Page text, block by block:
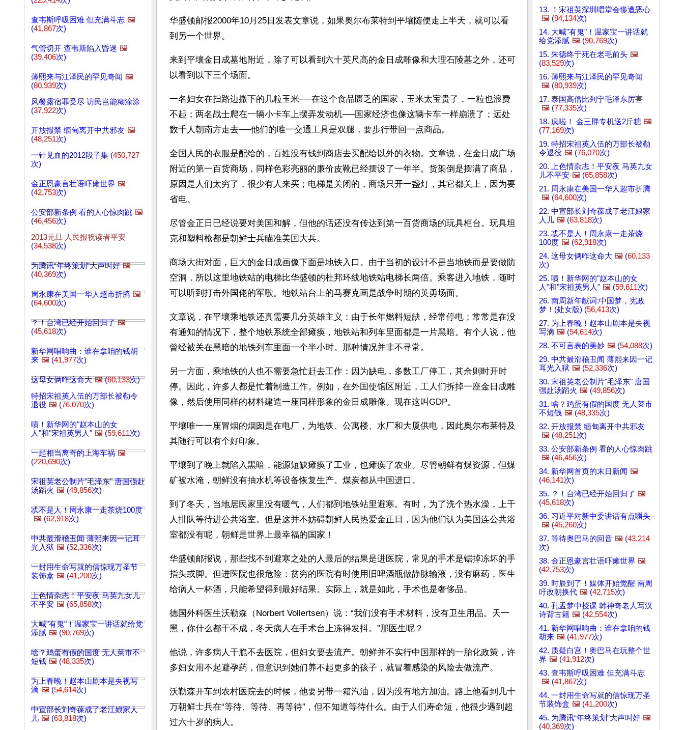
查韦斯呼吸困难 但充满斗志 🖼️
(41,867次)
气管切开 查韦斯陷入昏迷 🖼️
(39,406次)
薄熙来与江泽民的罕见奇闻 🖼️
(80,939次)
风餐露宿罪受尽 访民岂能糊涂涂
(37,922次)
开放报禁 缅甸离开中共邪友 🖼️
(48,251次)
一针见血的2012段子集 (450,727
次)
金正恩豪言壮语吓瘫世界 🖼️
(42,753次)
公安部新条例 看的人心惊肉跳 🖼️
(46,456次)
2013元旦 人民报祝读者平安
(34,538次)
为腾讯“年终策划”大声叫好 🖼️
(40,369次)
周永康在美国一华人超市折腾 🖼️
(64,600次)
？！台湾已经开始回归了 🖼️
(45,618次)
新华网唱响曲：谁在拿咱的钱胡
来 🖼️ (41,977次)
这母女俩咋这命大 🖼️(60,133次)
特招宋祖英入伍的万部长被勒令
退役 🖼️ (76,070次)
啧！新华网的"赵本山的女
人"和"宋祖英男人" 🖼️ (59,611次)
一起相当离奇的上海车祸 🖼️
(220,690次)
宋祖英老公制片"毛泽东" 唐国强赴
汤蹈火 🖼️ (49,856次)
忒不是人！周永康一走茶烧100度
🖼️ (62,918次)
中共最滑稽丑闻 薄熙来因一记耳
光入狱 🖼️ (52,336次)
一封用生命写就的信惊现万圣节
装饰盒 🖼️ (41,200次)
上色情杂志！平安夜 马英九女儿
不平安 🖼️ (65,858次)
大喊"有鬼"！温家宝一讲话就给党
添腻 🖼️ (90,769次)
啥？鸡蛋有假的国度 无人菜市不
短钱 🖼️ (48,335次)
为上春晚！赵本山剧本是央视写
滴 🖼️ (54,614次)
中宣部长刘奇葆成了老江娘家人
儿 🖼️ (63,818次)
华盛顿邮报2000年10月25日发表文章说，如果奥尔布莱特到平壤随便走上半天，就可以看
到另一个世界。
来到平壤金日成墓地附近，除了可以看到六十英尺高的金日成雕像和大理石陵墓之外，还可
以看到以下三个场面。
一名妇女在扫路边撒下的几粒玉米──在这个食品匮乏的国家，玉米太宝贵了，一粒也浪费
不起；两名战士爬在一辆小卡车上摆弄发动机──国家经济也像这辆卡车一样崩溃了；远处
数千人朝南方走去──他们的唯一交通工具是双腿，要步行带回一点商品。
全国人民的衣服是配给的，百姓没有钱到商店去买配给以外的衣物。文章说，在金日成广场
附近的第一百货商场，同样色彩亮丽的廉价皮靴已经摆设了一年半。货架倒是摆满了商品，
原因是人们太穷了，很少有人来买；电梯是关闭的，商场只开一盏灯，其它都关上，因为要
省电。
尽管金正日已经说要对美国和解，但他的话还没有传达到第一百货商场的玩具柜台。玩具坦
克和塑料枪都是朝鲜士兵瞄准美国大兵。
商场大街对面，巨大的金日成画像下面是地铁入口。由于当初的设计不是当地铁而是要做防
空洞，所以这里地铁站的电梯比华盛顿的杜邦环线地铁站电梯长两倍。乘客进入地铁，随时
可以听到打击外国佬的军歌。地铁站台上的马赛克画是战争时期的英勇场面。
文章说，在平壤乘地铁还真需要几分英雄主义：由于长年燃料短缺，经常停电；常常是在没
有通知的情况下，整个地铁系统全部瘫痪，地铁站和列车里面都是一片黑暗。有个人说，他
曾经被关在黑暗的地铁列车里面一个半小时。那种情况并非不寻常。
另一方面，乘地铁的人也不需要急忙赶去工作：因为缺电，多数工厂停工，其余则时开时
停。因此，许多人都是忙着制造工作。例如，在外国使馆区附近，工人们拆掉一座金日成雕
像，然后使用同样的材料建造一座同样形象的金日成雕像。现在这叫GDP。
平壤唯一一座冒烟的烟囱是在电厂，为地铁、公寓楼、水厂和大厦供电，因此奥尔布莱特及
其随行可以有个好印象。
平壤到了晚上就陷入黑暗，能源短缺瘫痪了工业，也瘫痪了农业。尽管朝鲜有煤资源，但煤
矿被水淹，朝鲜没有抽水机等设备恢复生产。煤炭都从中国进口。
到了冬天，当地居民家里没有暖气，人们都到地铁站里避寒。有时，为了洗个热水澡，上千
人排队等待进公共浴室。但是这并不妨碍朝鲜人民热爱金正日，因为他们认为美国连公共浴
室都没有呢，朝鲜是世界上最幸福的国家！
华盛顿邮报说，那些找不到避寒之处的人最后的结果是进医院，常见的手术是锯掉冻坏的手
指头或脚。但进医院也很危险：贫穷的医院有时使用旧啤酒瓶做静脉输液，没有麻药，医生
给病人一杯酒，只能希望得到最好结果。实际上，就是如此，手术也是奢侈品。
德国外科医生沃勒森（Norbert Vollertsen）说：“我们没有手术材料，没有卫生用品。天一
黑，你什么都干不成，冬天病人在手术台上冻得发抖。”那医生呢？
他说，许多病人干脆不去医院，但妇女要去流产。朝鲜并不实行中国那样的一胎化政策，许
多妇女用不起避孕药，但意识到她们养不起更多的孩子，就冒着感染的风险去做流产。
沃勒森开车到农村医院去的时候，他要另带一箱汽油，因为没有地方加油。路上他看到几十
万朝鲜士兵在“等待、等待、再等待”，但不知道等待什么。由于人们寿命短，他很少遇到超
过六十岁的病人。
13. ！宋祖英深圳唱堂会惨遭恶心
🖼️ (94,134次)
14. 大喊"有鬼"！温家宝一讲话就
给党添腻 🖼️ (90,769次)
15. 朱德终于死在老毛前头 🖼️
(83,529次)
16. 薄熙来与江泽民的罕见奇闻
🖼️ (80,939次)
17. 泰国高僧比列宁毛泽东厉害
🖼️ (77,335次)
18. 疯啦！ 金三胖专机送2斤糖 🖼️
(77,169次)
19. 特招宋祖英入伍的万部长被勒
令退役 🖼️ (76,070次)
20. 上色情杂志！平安夜 马英九女
儿不平安 🖼️ (65,858次)
21. 周永康在美国一华人超市折腾
🖼️ (64,600次)
22. 中宣部长刘奇葆成了老江娘家
人儿 🖼️ (63,818次)
23. 忒不是人！周永康一走茶烧
100度 🖼️ (62,918次)
24. 这母女俩咋这命大 🖼️ (60,133
次)
25. 啧！新华网的"赵本山的女
人"和"宋祖英男人" 🖼️ (59,611次)
26. 南周新年献词:中国梦，宪政
梦！(处女版) (56,413次)
27. 为上春晚！赵本山剧本是央视
写滴 🖼️ (54,614次)
28. 不可言表的美妙 🖼️ (54,088次)
29. 中共最滑稽丑闻 薄熙来因一记
耳光入狱 🖼️ (52,336次)
30. 宋祖英老公制片"毛泽东" 唐国
强赴汤蹈火 🖼️ (49,856次)
31. 啥？鸡蛋有假的国度 无人菜市
不短钱 🖼️ (48,335次)
32. 开放报禁 缅甸离开中共邪友
🖼️ (48,251次)
33. 公安部新条例 看的人心惊肉跳
🖼️ (46,456次)
34. 新华网首页的末日新闻 🖼️
(46,141次)
35. ？！台湾已经开始回归了 🖼️
(45,618次)
36. 习近平对新中委讲话有点嚼头
🖼️ (45,260次)
37. 等待奥巴马的回音 🖼️ (43,214
次)
38. 金正恩豪言壮语吓瘫世界 🖼️
(42,753次)
39. 时辰到了！媒体开始觉醒 南周
吁改朝换代 🖼️ (42,715次)
40. 孔孟梦中授课 韩神奇老人写汉
诗背古籍 🖼️ (42,554次)
41. 新华网唱响曲：谁在拿咱的钱
胡来 🖼️ (41,977次)
42. 质疑白宫！奥巴马在玩整个世
界 🖼️ (41,912次)
43. 查韦斯呼吸困难 但充满斗志
🖼️ (41,867次)
44. 一封用生命写就的信惊现万圣
节装饰盒 🖼️ (41,200次)
45. 为腾讯“年终策划”大声叫好 🖼️
(40,369次)